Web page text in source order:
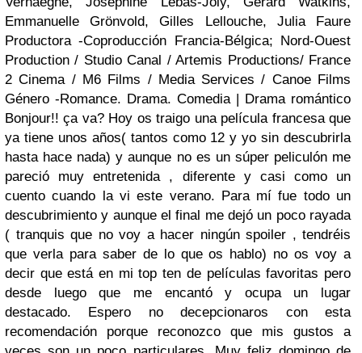
Emmanuelle Grönvold, Gilles Lellouche, Julia Faure
Productora -Coproducción Francia-Bélgica; Nord-Ouest
Production / Studio Canal / Artemis Productions/ France
2 Cinema / M6 Films / Media Services / Canoe Films
Género -Romance. Drama. Comedia | Drama romántico
Bonjour!! ça va? Hoy os traigo una película francesa que
ya tiene unos años( tantos como 12 y yo sin descubrirla
hasta hace nada) y aunque no es un súper peliculón me
pareció muy entretenida , diferente y casi como un
cuento cuando la vi este verano. Para mí fue todo un
descubrimiento y aunque el final me dejó un poco rayada
( tranquis que no voy a hacer ningún spoiler , tendréis
que verla para saber de lo que os hablo) no os voy a
decir que está en mi top ten de películas favoritas pero
desde luego que me encantó y ocupa un lugar
destacado. Espero no decepcionaros con esta
recomendación porque reconozco que mis gustos a